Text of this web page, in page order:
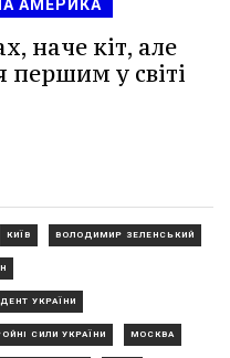
АМЕРИКА
наче кіт, але
у світі
КИЇВ ВОЛОДИМИР ЗЕЛЕНСЬКИЙ
УКРАЇНИ
СИЛИ УКРАЇНИ МОСКВА